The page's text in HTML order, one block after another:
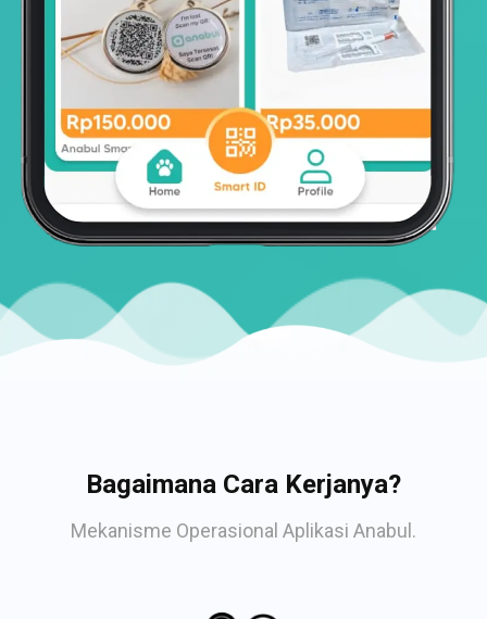
Bagaimana Cara Kerjanya?
Mekanisme Operasional Aplikasi Anabul.